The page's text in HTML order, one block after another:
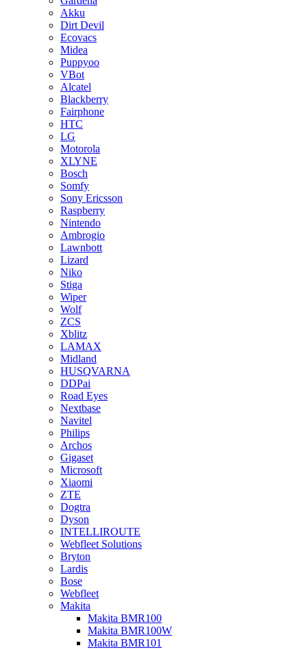
Akku
Dirt Devil
Ecovacs
Midea
Puppyoo
VBot
Alcatel
Blackberry
Fairphone
HTC
LG
Motorola
XLYNE
Bosch
Somfy
Sony Ericsson
Raspberry
Nintendo
Ambrogio
Lawnbott
Lizard
Niko
Stiga
Wiper
Wolf
ZCS
Xblitz
LAMAX
Midland
HUSQVARNA
DDPai
Road Eyes
Nextbase
Navitel
Philips
Archos
Gigaset
Microsoft
Xiaomi
ZTE
Dogtra
Dyson
INTELLIROUTE
Webfleet Solutions
Bryton
Lardis
Bose
Webfleet
Makita
Makita BMR100
Makita BMR100W
Makita BMR101